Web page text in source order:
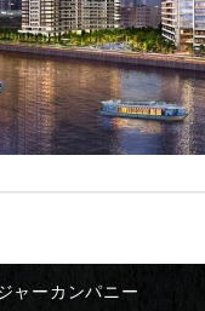
ャーカンパニー